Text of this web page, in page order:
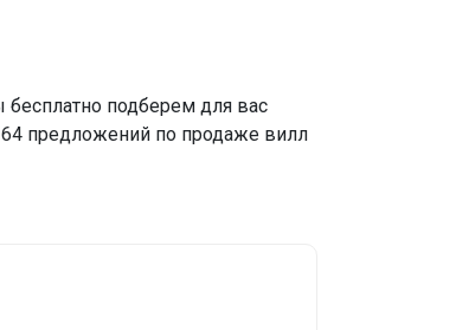
подберем для вас
предложений по продаже вилл